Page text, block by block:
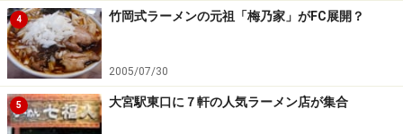
4 竹岡式ラーメンの元祖「梅乃家」がFC展開？
2005/07/30
5 大宮駅東口に７軒の人気ラーメン店が集合